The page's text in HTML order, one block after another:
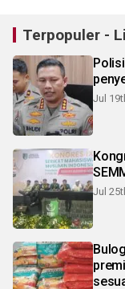
Terpopuler -
Jul
Jul